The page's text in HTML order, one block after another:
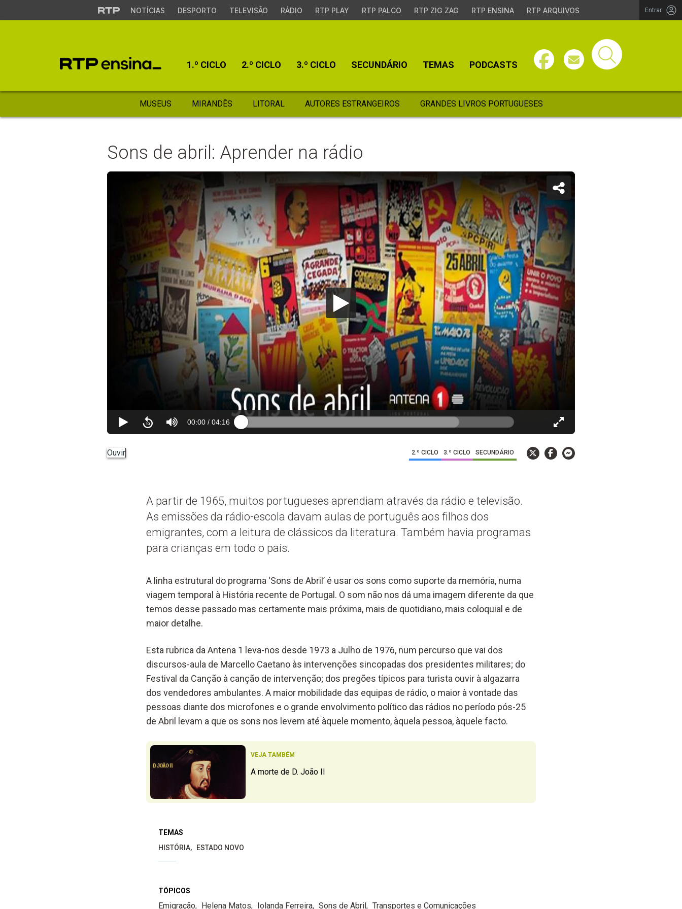
NOTÍCIAS DESPORTO TELEVISÃO RÁDIO RTP PLAY RTP PALCO RTP ZIG ZAG RTP ENSINA RTP ARQUIVOS Entrar
1.º CICLO 2.º CICLO 3.º CICLO SECUNDÁRIO TEMAS PODCASTS
MUSEUS MIRANDÊS LITORAL AUTORES ESTRANGEIROS GRANDES LIVROS PORTUGUESES
Sons de abril: Aprender na rádio
00:00 / 04:16
Ouvir 2.º CICLO 3.º CICLO SECUNDÁRIO
A partir de 1965, muitos portugueses aprendiam através da rádio e televisão.
As emissões da rádio-escola davam aulas de português aos filhos dos
emigrantes, com a leitura de clássicos da literatura. Também havia programas
para crianças em todo o país.
A linha estrutural do programa ‘Sons de Abril’ é usar os sons como suporte da memória, numa
viagem temporal à História recente de Portugal. O som não nos dá uma imagem diferente da que
temos desse passado mas certamente mais próxima, mais de quotidiano, mais coloquial e de
maior detalhe.
Esta rubrica da Antena 1 leva-nos desde 1973 a Julho de 1976, num percurso que vai dos
discursos-aula de Marcello Caetano às intervenções sincopadas dos presidentes militares; do
Festival da Canção à canção de intervenção; dos pregões típicos para turista ouvir à algazarra
dos vendedores ambulantes. A maior mobilidade das equipas de rádio, o maior à vontade das
pessoas diante dos microfones e o grande envolvimento político das rádios no período pós-25
de Abril levam a que os sons nos levem até àquele momento, àquela pessoa, àquele facto.
VEJA TAMBÉM
A morte de D. João II
TEMAS
HISTÓRIA
ESTADO NOVO
TÓPICOS
Emigração Helena Matos Iolanda Ferreira Sons de Abril Transportes e Comunicações